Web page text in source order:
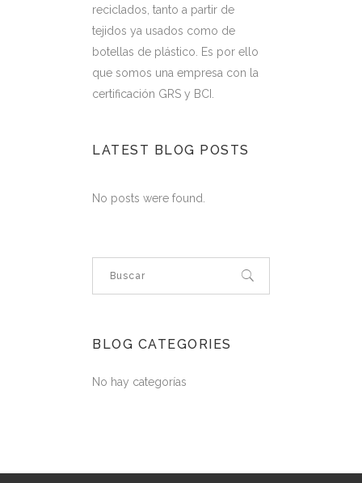
reciclados, tanto a partir de
tejidos ya usados como de
botellas de plástico. Es por ello
que somos una empresa con la
certificación GRS y BCI.
LATEST BLOG POSTS
No posts were found.
BLOG CATEGORIES
No hay categorías